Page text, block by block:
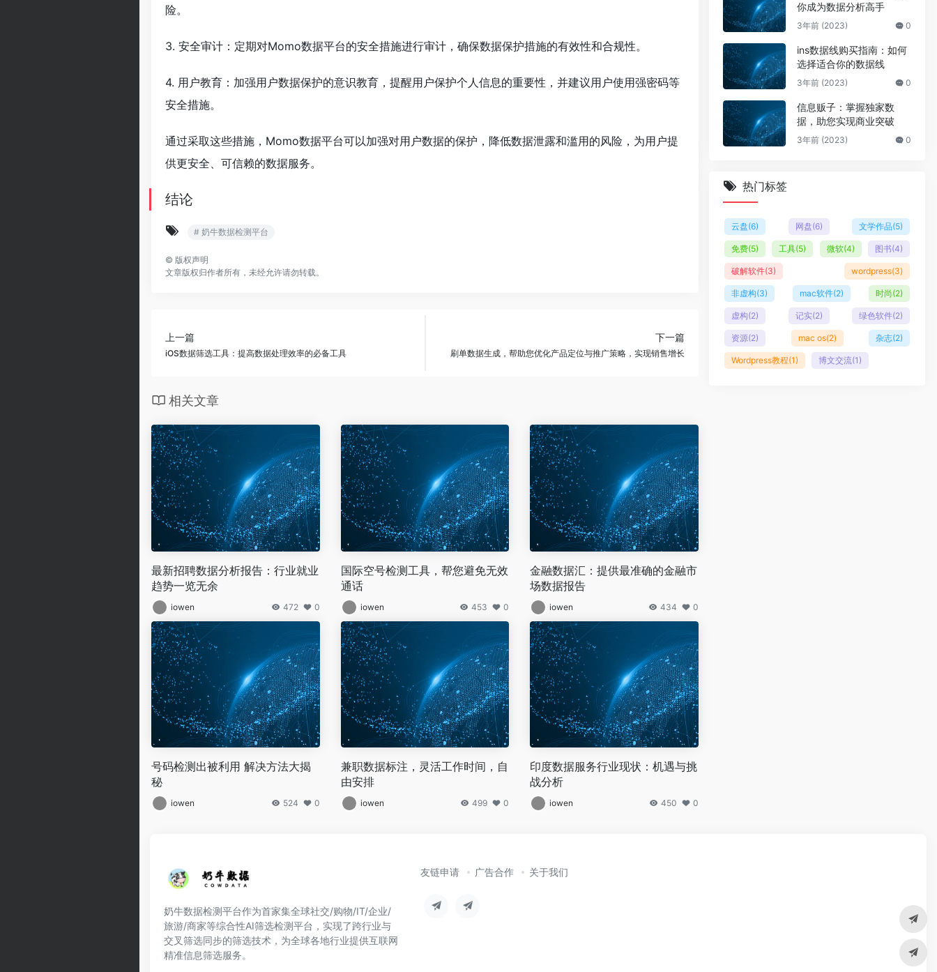
险。
3. 安全审计：定期对Momo数据平台的安全措施进行审计，确保数据保护措施的有效性和合规性。
4. 用户教育：加强用户数据保护的意识教育，提醒用户保护个人信息的重要性，并建议用户使用强密码等
安全措施。
通过采取这些措施，Momo数据平台可以加强对用户数据的保护，降低数据泄露和滥用的风险，为用户提
供更安全、可信赖的数据服务。
结论
# 奶牛数据检测平台
© 版权声明
文章版权归作者所有，未经允许请勿转载。
上一篇
iOS数据筛选工具：提高数据处理效率的必备工具
下一篇
刷单数据生成，帮助您优化产品定位与推广策略，实现销售增长
相关文章
最新招聘数据分析报告：行业就业
趋势一览无余
iowen 472 0
国际空号检测工具，帮您避免无效
通话
iowen 453 0
金融数据汇：提供最准确的金融市
场数据报告
iowen 434 0
号码检测出被利用 解决方法大揭
秘
iowen 524 0
兼职数据标注，灵活工作时间，自
由安排
iowen 499 0
印度数据服务行业现状：机遇与挑
战分析
iowen 450 0
你成为数据分析高手
3年前 (2023) 0
ins数据线购买指南：如何
选择适合你的数据线
3年前 (2023) 0
信息贩子：掌握独家数
据，助您实现商业突破
3年前 (2023) 0
热门标签
云盘(6) 网盘(6) 文学作品(5)
免费(5) 工具(5) 微软(4) 图书(4)
破解软件(3) wordpress(3)
非虚构(3) mac软件(2) 时尚(2)
虚构(2) 记实(2) 绿色软件(2)
资源(2) mac os(2) 杂志(2)
Wordpress教程(1) 博文交流(1)
奶牛数据检测平台作为首家集全球社交/购物/IT/企业/
旅游/商家等综合性AI筛选检测平台，实现了跨行业与
交叉筛选同步的筛选技术，为全球各地行业提供互联网
精准信息筛选服务。
友链申请 广告合作 关于我们